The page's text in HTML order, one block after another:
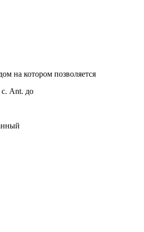
на котором позволяется
с. Ant. до